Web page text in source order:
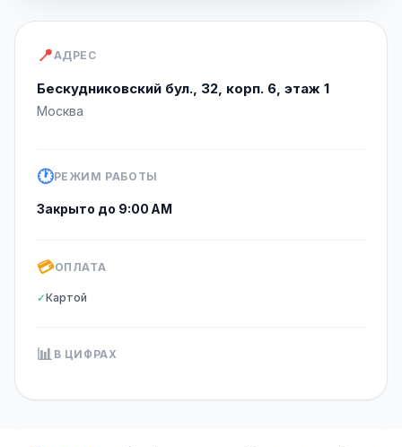
📍АДРЕС
Бескудниковский бул., 32, корп. 6, этаж 1
Москва
🕐РЕЖИМ РАБОТЫ
Закрыто до 9:00 AM
💳ОПЛАТА
✓Картой
📊 В ЦИФРАХ